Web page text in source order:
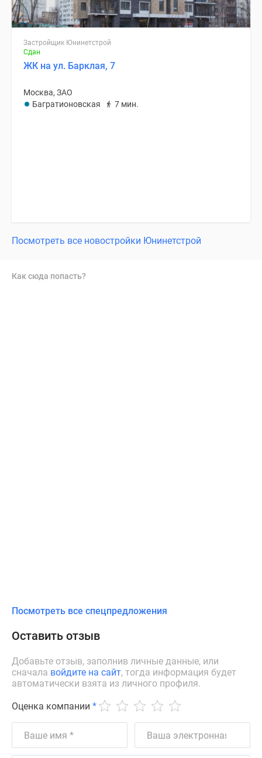
Застройщик Юнинетстрой
Сдан
ЖК на ул. Барклая, 7
Москва, ЗАО
Багратионовская
7 мин.
Посмотреть все новостройки Юнинетстрой
Как сюда попасть?
Посмотреть все спецпредложения
Оставить отзыв
Добавьте отзыв, заполнив личные данные, или
сначала войдите на сайт, тогда информация будет
автоматически взята из личного профиля.
Оценка компании *